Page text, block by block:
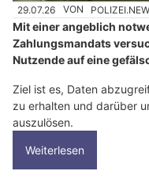
29.07.26 VON
Mit einer angeblich
Zahlungsmandats
Nutzende auf eine
Ziel ist es, Daten
zu erhalten und darüber
auszulösen.
Weiterlesen